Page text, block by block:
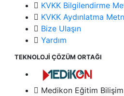
KVKK Bilgilendirme
KVKK Aydınlatma
Bize Ulaşın
Yardım
TEKNOLOJİ ÇÖZÜM ORTAĞI
Medikon Eğitim